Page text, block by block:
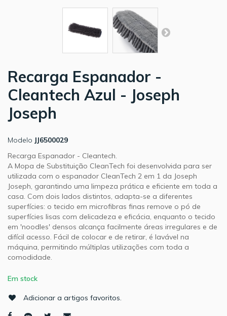
Recarga Espanador -
Cleantech Azul - Joseph
Joseph
Modelo JJ6500029
Recarga Espanador - Cleantech.
A Mopa de Substituição CleanTech foi desenvolvida para ser
utilizada com o espanador CleanTech 2 em 1 da Joseph
Joseph, garantindo uma limpeza prática e eficiente em toda a
casa. Com dois lados distintos, adapta-se a diferentes
superfícies: o tecido em microfibras finas remove o pó de
superfícies lisas com delicadeza e eficácia, enquanto o tecido
em 'noodles' densos alcança facilmente áreas irregulares e de
difícil acesso. Fácil de colocar e de retirar, é lavável na
máquina, permitindo múltiplas utilizações com toda a
comodidade.
Em stock
Adicionar a artigos favoritos.